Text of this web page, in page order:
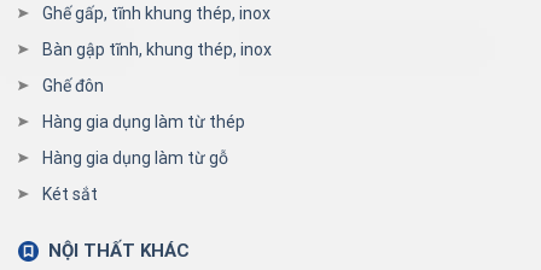
Ghế gấp, tĩnh khung thép, inox
Bàn gập tĩnh, khung thép, inox
Ghế đôn
Hàng gia dụng làm từ thép
Hàng gia dụng làm từ gỗ
Két sắt
NỘI THẤT KHÁC